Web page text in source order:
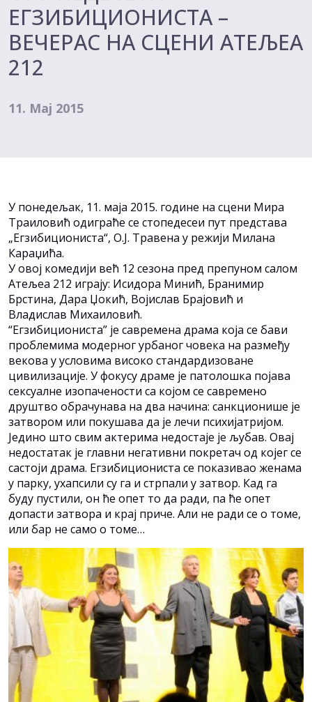
ЕГЗИБИЦИОНИСТА –
ВЕЧЕРАС НА СЦЕНИ АТЕЉЕА
212
11. Мај 2015
У понедељак, 11. маја 2015. године на сцени Мира
Траиловић одиграће се стопедесеи пут представа
„Егзибициониста“, О.Ј. Травена у режији Милана
Караџића.
У овој комедији већ 12 сезона пред препуном салом
Атељеа 212 играју: Исидора Минић, Бранимир
Брстина, Дара Џокић, Војислав Брајовић и
Владислав Михаиловић.
“Егзибициониста” је савремена драма која се бави
проблемима модерног урбаног човека на размеђу
векова у условима високо стандардизоване
цивилизације. У фокусу драме је патолошка појава
сексуалне изопачености са којом се савремено
друштво обрачунава на два начина: санкционише је
затвором или покушава да је лечи психијатријом.
Једино што свим актерима недостаје је љубав. Овај
недостатак је главни негативни покретач од којег се
састоји драма. Егзибициониста се показивао женама
у парку, ухапсили су га и стрпали у затвор. Кад га
буду пустили, он ће опет то да ради, па ће опет
допасти затвора и крај приче. Али не ради се о томе,
или бар не само о томе…